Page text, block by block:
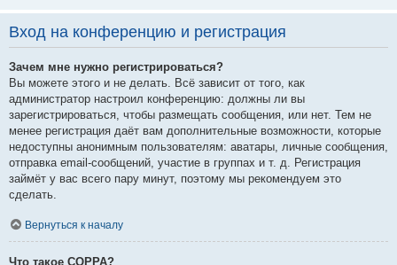
Вход на конференцию и регистрация
Зачем мне нужно регистрироваться?
Вы можете этого и не делать. Всё зависит от того, как
администратор настроил конференцию: должны ли вы
зарегистрироваться, чтобы размещать сообщения, или нет. Тем не
менее регистрация даёт вам дополнительные возможности, которые
недоступны анонимным пользователям: аватары, личные сообщения,
отправка email-сообщений, участие в группах и т. д. Регистрация
займёт у вас всего пару минут, поэтому мы рекомендуем это
сделать.
Вернуться к началу
Что такое COPPA?